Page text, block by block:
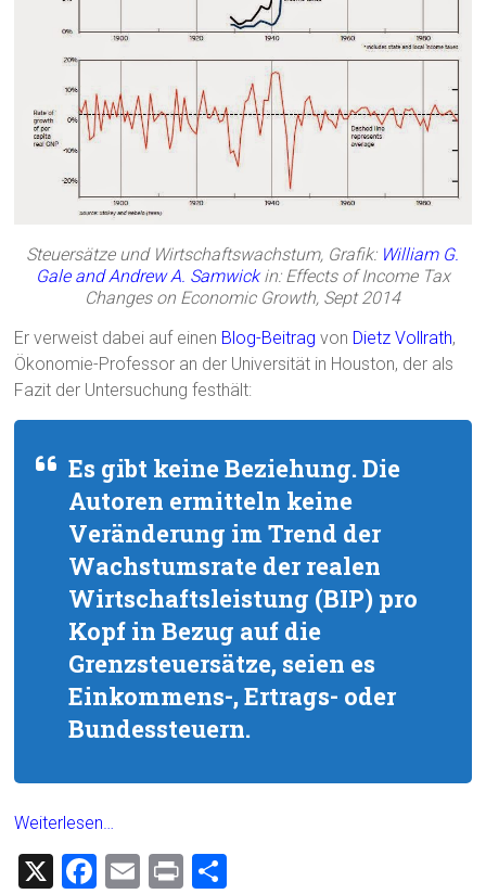
Steuersätze und Wirtschaftswachstum, Grafik: William G.
Gale and Andrew A. Samwickin: Effects of Income Tax
Changes on Economic Growth, Sept 2014
Er verweist dabei auf einen Blog-Beitrag von Dietz Vollrath,
Ökonomie-Professor an der Universität in Houston, der als
Fazit der Untersuchung festhält:
Es gibt keine Beziehung. Die
Autoren ermitteln keine
Veränderung im Trend der
Wachstumsrate der realen
Wirtschaftsleistung (BIP) pro
Kopf in Bezug auf die
Grenzsteuersätze, seien es
Einkommens-, Ertrags- oder
Bundessteuern.
Weiterlesen…
X
F
E
Pr